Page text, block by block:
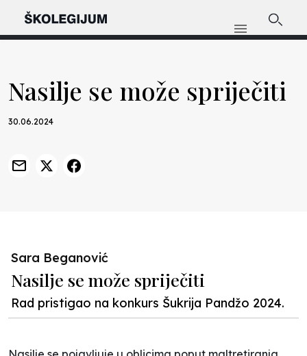
Nasilje se može spriječiti
30.06.2024
Sara Beganović
Nasilje se može spriječiti
Rad pristigao na konkurs Šukrija Pandžo 2024.